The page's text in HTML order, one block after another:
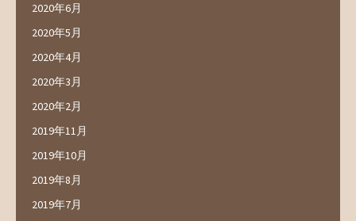
2020年6月
2020年5月
2020年4月
2020年3月
2020年2月
2019年11月
2019年10月
2019年8月
2019年7月